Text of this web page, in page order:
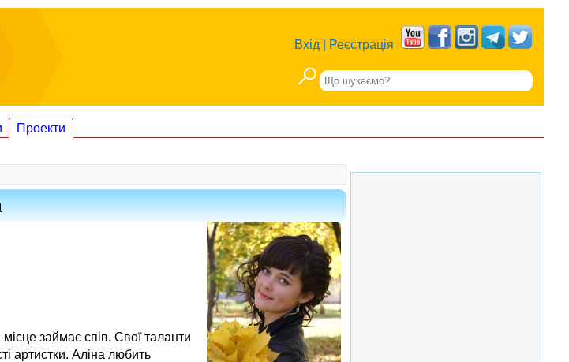
Вхід Реєстрація
Проекти
займає спів. Свої таланти
артистки. Аліна любить